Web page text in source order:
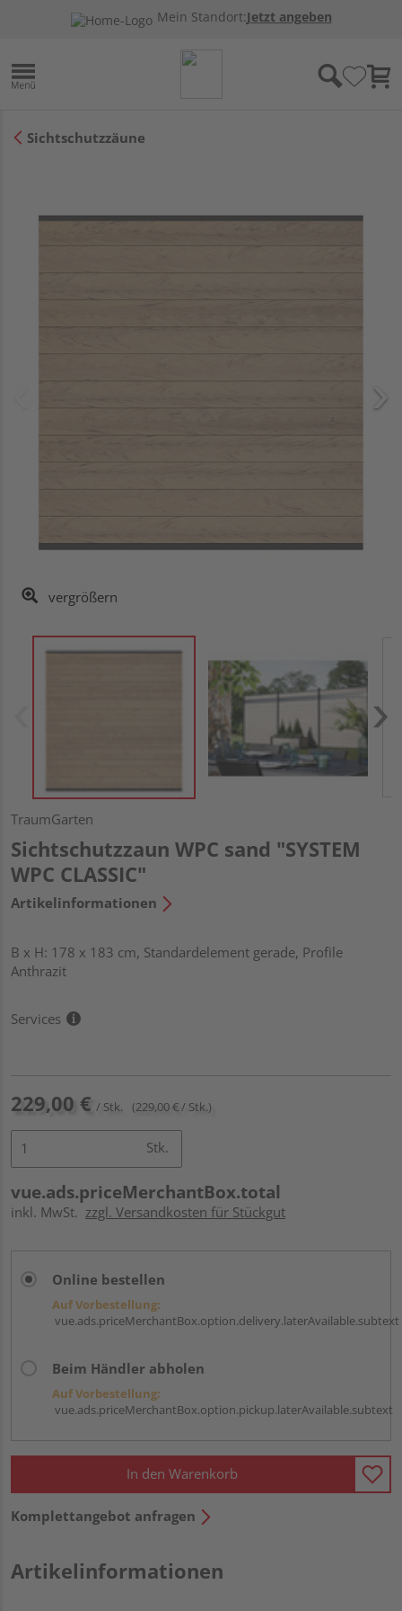
Mein Standort:Jetzt angeben
Sichtschutzzäune
vergrößern
TraumGarten
Sichtschutzzaun WPC sand "SYSTEM
WPC CLASSIC"
Artikelinformationen
B x H: 178 x 183 cm, Standardelement gerade, Profile
Anthrazit
Services
229,00 € / Stk. (229,00 € / Stk.)
Stk.
vue.ads.priceMerchantBox.total
inkl. MwSt. zzgl. Versandkosten für Stückgut
Online bestellen
Auf Vorbestellung:
vue.ads.priceMerchantBox.option.delivery.laterAvailable.subtext
Beim Händler abholen
Auf Vorbestellung:
vue.ads.priceMerchantBox.option.pickup.laterAvailable.subtext
In den Warenkorb
Komplettangebot anfragen
Artikelinformationen